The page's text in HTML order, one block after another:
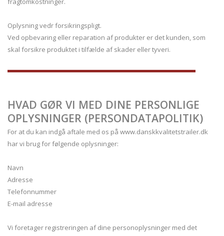
Oplysning vedr forsikringspligt.
Ved opbevaring eller reparation af produkter er det kunden, som
skal forsikre produktet i tilfælde af skader eller tyveri.
HVAD GØR VI MED DINE PERSONLIGE
OPLYSNINGER (PERSONDATAPOLITIK)
For at du kan indgå aftale med os på www.danskkvalitetstrailer.dk
har vi brug for følgende oplysninger:
Navn
Adresse
Telefonnummer
E-mail adresse
Vi foretager registreringen af dine personoplysninger med det